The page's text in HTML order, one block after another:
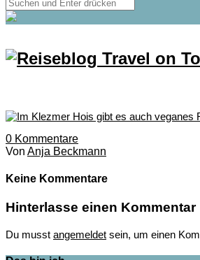
0 Kommentare
Von Anja Beckmann
Keine Kommentare
Hinterlasse einen Kommentar
Du musst angemeldet sein, um einen